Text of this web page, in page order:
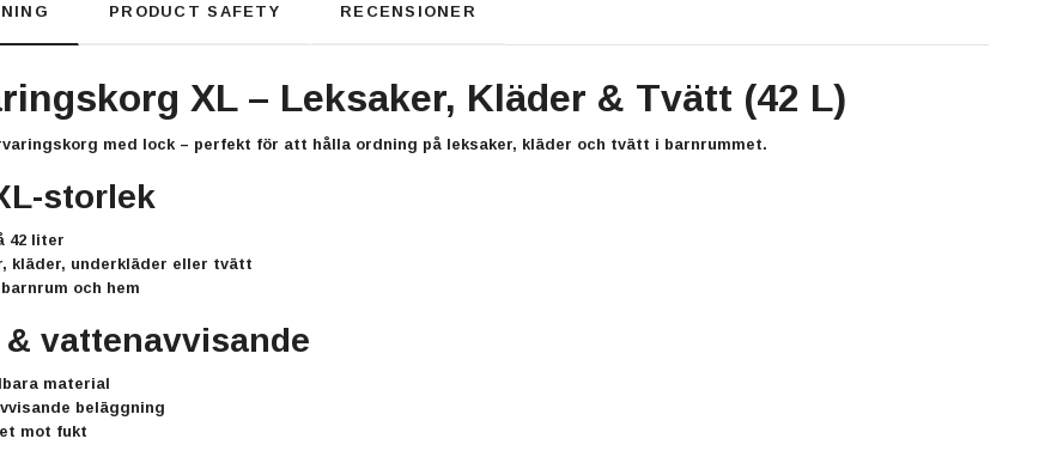
PRODUCT SAFETY RECENSIONER
XL – Leksaker, Kläder & Tvätt (42 L)
med lock – perfekt för att hålla ordning på leksaker, kläder och tvätt i barnrummet.
storlek
42 liter
kläder, underkläder eller tvätt
och hem
& vattenavvisande
material
beläggning
mot fukt